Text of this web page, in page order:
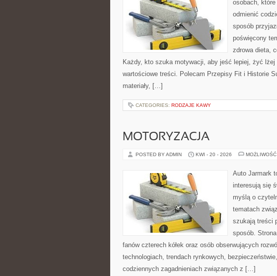
osobach,
odmienić
sposób
poświęcony
zdrowa dieta,
Każdy, kto szuka motywacji, aby jeść lepiej, żyć
wartościowe treści. Polecam Przepisy Fit i Historie
materiały, […]
CATEGORIES: RODZAJE KAWY
MOTORYZACJA
POSTED BY ADMIN KWI - 20 - 2026
Auto Jarmark
interesują się
myślą o
tematach
szukają treści
sposób.
fanów czterech kółek oraz osób obserwujących
technologiach, trendach rynkowych,
codziennych zagadnieniach związanych z […]